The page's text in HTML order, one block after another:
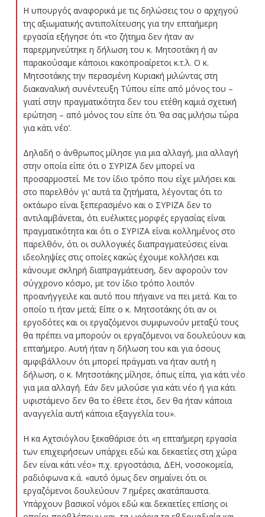
Η υπουργός αναφορικά με τις δηλώσεις του ο αρχηγού
της αξιωματικής αντιπολίτευσης για την επταήμερη
εργασία εξήγησε ότι «το ζήτημα δεν ήταν αν
παρερμηνεύτηκε η δήλωση του κ. Μητσοτάκη ή αν
παρακούσαμε κάποιοι κακοπροαίρετοι κ.τ.λ. Ο κ.
Μητσοτάκης την περασμένη Κυριακή μιλώντας στη
διακαναλική συνέντευξη Τύπου είπε από μόνος του –
γιατί στην πραγματικότητα δεν του ετέθη καμιά σχετική
ερώτηση – από μόνος του είπε ότι ‘θα σας μιλήσω τώρα
για κάτι νέο’.
Δηλαδή ο άνθρωπος μίλησε για μια αλλαγή, μια αλλαγή
στην οποία είπε ότι ο ΣΥΡΙΖΑ δεν μπορεί να
προσαρμοστεί. Με τον ίδιο τρόπο που είχε μιλήσει και
στο παρελθόν γι’ αυτά τα ζητήματα, λέγοντας ότι το
οκτάωρο είναι ξεπερασμένο και ο ΣΥΡΙΖΑ δεν το
αντιλαμβάνεται, ότι ευέλικτες μορφές εργασίας είναι
πραγματικότητα και ότι ο ΣΥΡΙΖΑ είναι κολλημένος στο
παρελθόν, ότι οι συλλογικές διαπραγματεύσεις είναι
ιδεοληψίες στις οποίες κακώς έχουμε κολλήσει και
κάνουμε σκληρή διαπραγμάτευση, δεν αφορούν τον
σύγχρονο κόσμο, με τον ίδιο τρόπο λοιπόν
προανήγγειλε και αυτό που πήγαινε να πει μετά. Και το
οποίο τι ήταν μετά; Είπε ο κ. Μητσοτάκης ότι αν οι
εργοδότες και οι εργαζόμενοι συμφωνούν μεταξύ τους
θα πρέπει να μπορούν οι εργαζόμενοι να δουλεύουν και
επταήμερο. Αυτή ήταν η δήλωση του και για όσους
αμφιβάλλουν ότι μπορεί πράγματι να ήταν αυτή η
δήλωση, ο κ. Μητσοτάκης μίλησε, όπως είπα, για κάτι νέο
για μια αλλαγή. Εάν δεν μιλούσε για κάτι νέο ή για κάτι
υφιστάμενο δεν θα το έθετε έτσι, δεν θα ήταν κάποια
αναγγελία αυτή κάποια εξαγγελία του».
Η κα Αχτσιόγλου ξεκαθάρισε ότι «η επταήμερη εργασία
των επιχειρήσεων υπάρχει εδώ και δεκαετίες στη χώρα
δεν είναι κάτι νέο» π.χ. εργοστάσια, ΔΕΗ, νοσοκομεία,
ραδιόφωνα κ.ά. «αυτό όμως δεν σημαίνει ότι οι
εργαζόμενοι δουλεύουν 7 ημέρες ακατάπαυστα.
Υπάρχουν βασικοί νόμοι εδώ και δεκαετίες επίσης οι